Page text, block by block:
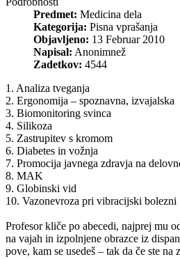
Predmet: Medicina dela
Kategorija: Pisna vprašanja
Objavljeno: 13 Februar 2010
Napisal: Anonimnež
Zadetkov: 4544
1. Analiza tveganja
2. Ergonomija – spoznavna, izvajalska
3. Biomonitoring svinca
4. Silikoza
5. Zastrupitev s kromom
6. Diabetes in vožnja
7. Promocija javnega zdravja na
8. MAK
9. Globinski vid
10. Vazonevroza pri vibracijski bolezni
Profesor kliče po abecedi, najprej mu
na vajah in izpolnjene obrazce iz
pove, kam se usedeš – tak da če ste na